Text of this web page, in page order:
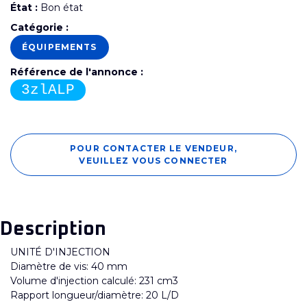
État : Bon état
Catégorie :
ÉQUIPEMENTS
Référence de l'annonce :
3zlALP
POUR CONTACTER LE VENDEUR,
VEUILLEZ VOUS CONNECTER
Description
UNITÉ D'INJECTION
Diamètre de vis: 40 mm
Volume d'injection calculé: 231 cm3
Rapport longueur/diamètre: 20 L/D